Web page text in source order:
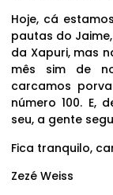
Hoje, cá
pautas do
da Xapuri, mas
mês sim de
carcamos
número 100. E,
seu, a gente
Fica tranquilo,
Zezé Weiss